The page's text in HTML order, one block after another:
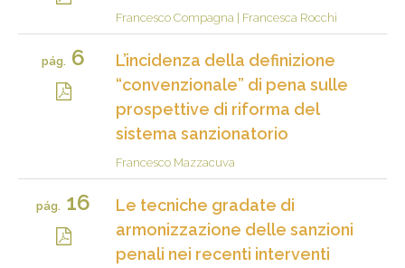
Francesco Compagna Francesca Rocchi
pág. 6
L’incidenza della definizione
“convenzionale” di pena sulle
prospettive di riforma del
sistema sanzionatorio
Francesco Mazzacuva
pág. 16
Le tecniche gradate di
armonizzazione delle sanzioni
penali nei recenti interventi